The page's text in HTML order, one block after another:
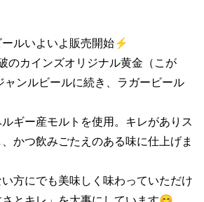
ルいよいよ販売開始⚡️
のカインズオリジナル黄金（こが
ンルビールに続き、ラガービール
ギー産モルトを使用。キレがありス
かつ飲みごたえのある味に仕上げま
方にでも美味しく味わっていただけ